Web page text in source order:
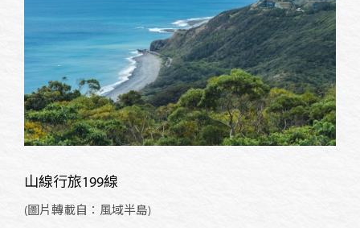
山線行旅199線
(圖片轉載自：風域半島)